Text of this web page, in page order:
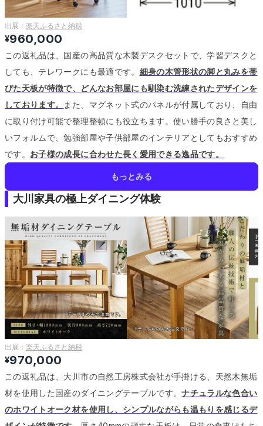
出展： 楽天ふるさと納税
¥960,000
この返礼品は、国産の高品質な木製デスクセットで、学習デスクと
しても、テレワークにも最適です。 細身の木管形状の脚と丸みを帯
びた天板が特徴で、どんなお部屋にも馴染む洗練されたデザインを
しております。
また、マグネット式のパネルが付属しており、自由
に取り付け可能で整理整頓にも役立ちます。 使い勝手の良さと美し
いフォルムで、勉強部屋や子供部屋のインテリアとしてもおすすめ
です。 お子様の成長に合わせた長く愛用できる逸品です。
もっとみる
大川家具の極上ダイニング体験
出展： 楽天ふるさと納税
¥970,000
この返礼品は、大川市の自然工房株式会社が手掛ける、天然木無垢
材を使用した国産のダイニングテーブルです。ナチュラルな色合い
のホワイトオーク材を使用し、シンプルながらも温もりを感じるデ